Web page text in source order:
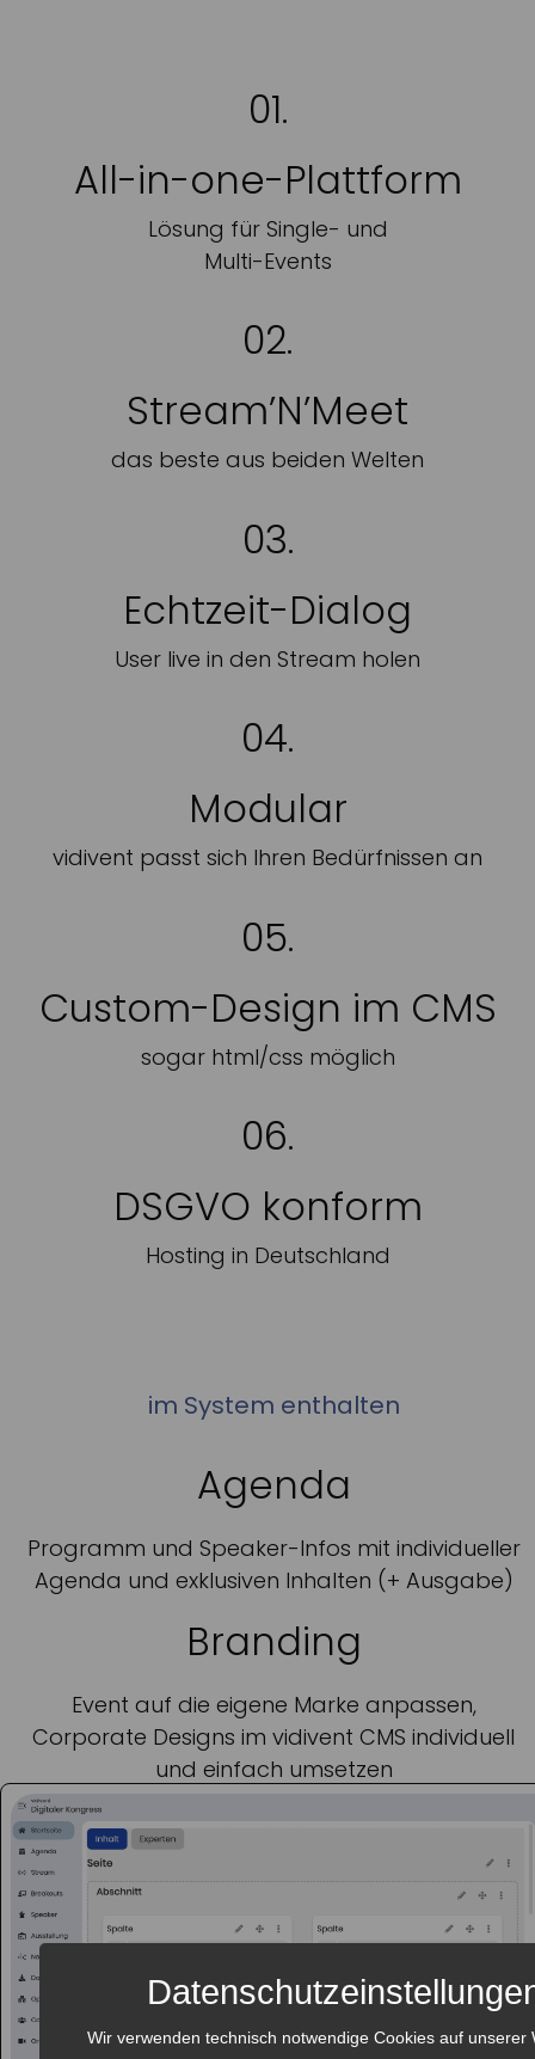
All-in-one-Plattform
Lösung für Single- und
Multi-Events
01.
Stream’N’Meet
das beste aus beiden Welten
02.
Echtzeit-Dialog
User live in den Stream holen
03.
04.
Modular
vidivent passt sich Ihren Bedürfnissen an
05.
Custom-Design im CMS
sogar html/css möglich
06.
DSGVO konform
Hosting in Deutschland
im System enthalten
Agenda
Programm und Speaker-Infos mit individueller
Agenda und exklusiven Inhalten (+ Ausgabe)
Branding
Event auf die eigene Marke anpassen,
Corporate Designs im vidivent CMS individuell
und einfach umsetzen
Wir verwenden technisch notwendige Cookies auf unserer